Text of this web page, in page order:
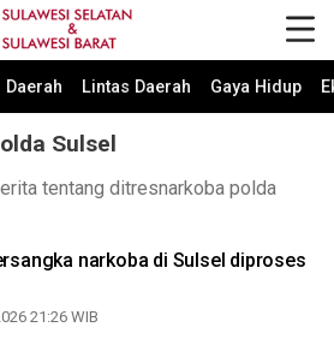
Daerah Lintas Daerah Gaya Hidup
Sulsel
tentang ditresnarkoba polda
narkoba di Sulsel diproses
21:26 WIB